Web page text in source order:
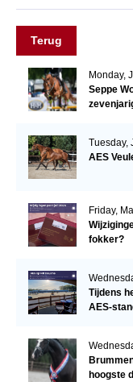
Terug
Monday,
Seppe
Tuesday,
AES
Friday,
fokker?
Tijdens
AES-
hoogste